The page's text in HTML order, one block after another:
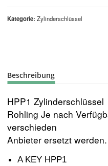
Kategorie Zylinderschlüssel
Beschreibung
HPP1 Zylinderschlüssel
Rohling Je nach
verschieden
Anbieter ersetzt werden.
A KEY HPP1